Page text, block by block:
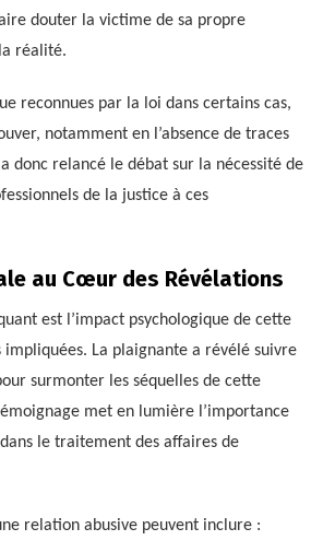
douter la victime de sa propre
réalité.
reconnues par la loi dans certains cas,
notamment en l’absence de traces
donc relancé le débat sur la nécessité de
de la justice à ces
au Cœur des Révélations
est l’impact psychologique de cette
La plaignante a révélé suivre
surmonter les séquelles de cette
met en lumière l’importance
dans le traitement des affaires de
relation abusive peuvent inclure :